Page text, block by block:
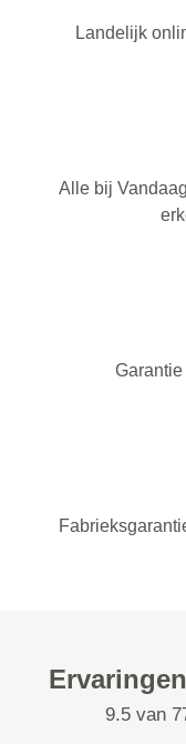
Landelijk
Alle bij
9.5 van